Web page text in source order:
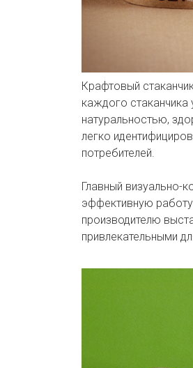
Крафтовый
каждого
натуральностью,
легко
потребителей.
Главный визуально-
эффективную
производителю
привлекательными